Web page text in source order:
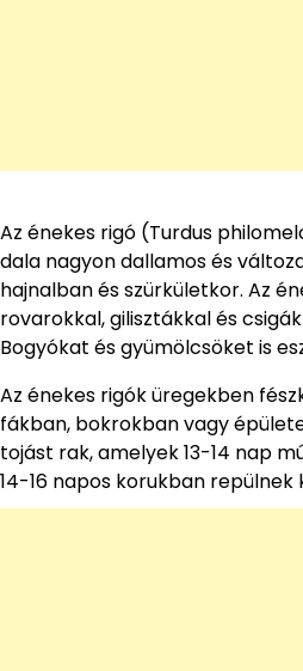
Az énekes rigó (Turdus
dala nagyon dallamos és
hajnalban és szürkületkor. Az
rovarokkal, gilisztákkal és
Bogyókat és gyümölcsöket is
Az énekes rigók üregekben
fákban, bokrokban vagy
tojást rak, amelyek 13-14 nap
14-16 napos korukban repülnek